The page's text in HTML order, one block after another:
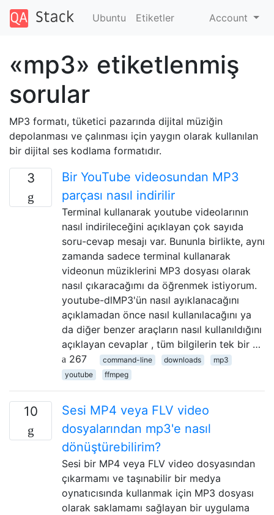
Ubuntu Etiketler Account
«mp3» etiketlenmiş
sorular
MP3 formatı, tüketici pazarında dijital müziğin
depolanması ve çalınması için yaygın olarak kullanılan
bir dijital ses kodlama formatıdır.
3
Bir YouTube videosundan MP3
parçası nasıl indirilir
Terminal kullanarak youtube videolarının
nasıl indirileceğini açıklayan çok sayıda
soru-cevap mesajı var. Bununla birlikte, aynı
zamanda sadece terminal kullanarak
videonun müziklerini MP3 dosyası olarak
nasıl çıkaracağımı da öğrenmek istiyorum.
youtube-dlMP3'ün nasıl ayıklanacağını
açıklamadan önce nasıl kullanılacağını ya
da diğer benzer araçların nasıl kullanıldığını
açıklayan cevaplar , tüm bilgilerin tek bir …
267
command-line downloads
mp3
youtube
ffmpeg
10
Sesi MP4 veya FLV video
dosyalarından mp3'e nasıl
dönüştürebilirim?
Sesi bir MP4 veya FLV video dosyasından
çıkarmamı ve taşınabilir bir medya
oynatıcısında kullanmak için MP3 dosyası
olarak saklamamı sağlayan bir uygulama